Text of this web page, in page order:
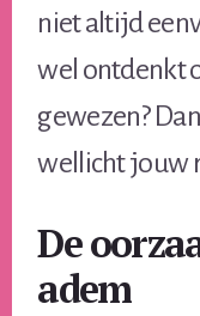
niet altijd
wel ontdenkt
gewezen?
wellicht jouw
De
adem